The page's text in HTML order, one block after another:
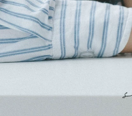
Natural Tang
Xuerun Ice Muscle
Water Mask 10
miếng, làm sáng
màu da, cải thiện độ
xỉn màu, dưỡng ẩm
và giữ ẩm cho làn
da vàng mặt nạ